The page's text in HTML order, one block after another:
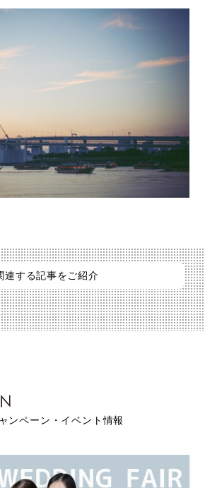
連する記事をご紹介
ンペーン・イベント情報